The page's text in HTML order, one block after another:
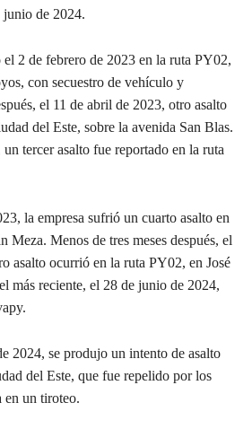
junio de 2024.
2 de febrero de 2023 en la ruta PY02,
con secuestro de vehículo y
el 11 de abril de 2023, otro asalto
del Este, sobre la avenida San Blas.
tercer asalto fue reportado en la ruta
la empresa sufrió un cuarto asalto en
Meza. Menos de tres meses después, el
asalto ocurrió en la ruta PY02, en José
más reciente, el 28 de junio de 2024,
2024, se produjo un intento de asalto
del Este, que fue repelido por los
en un tiroteo.